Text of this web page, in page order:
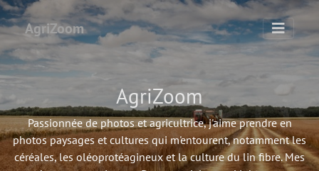
AgriZoom
AgriZoom
Passionnée de photos et agricultrice, j'aime prendre en
photos paysages et cultures qui m'entourent, notamment les
céréales, les oléoprotéagineux et la culture du lin fibre. Mes